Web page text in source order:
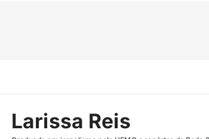
Larissa Reis